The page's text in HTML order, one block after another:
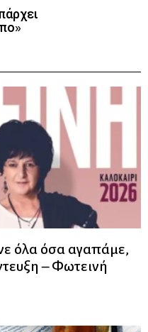
όλα όσα αγαπάμε,
– Φωτεινή